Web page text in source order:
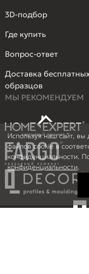
3D-подбор
Где купить
Вопрос-ответ
Доставка
образцов
МЫ РЕКОМЕНДУЕМ
Используя наш сайт, вы
файлов cookie в
конфиденциальности.
конфиденциальности.